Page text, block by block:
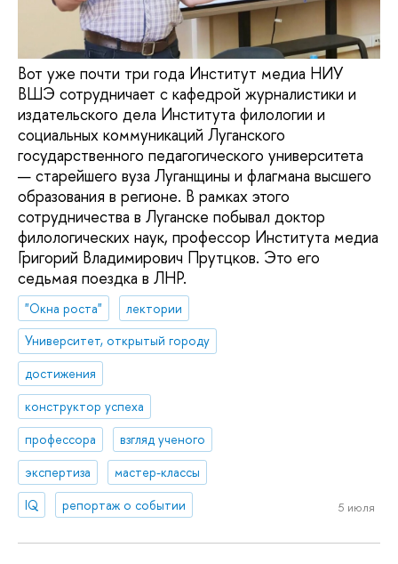
Вот уже почти три года Институт медиа НИУ
ВШЭ сотрудничает с кафедрой журналистики и
издательского дела Института филологии и
социальных коммуникаций Луганского
государственного педагогического университета
— старейшего вуза Луганщины и флагмана высшего
образования в регионе. В рамках этого
сотрудничества в Луганске побывал доктор
филологических наук, профессор Института медиа
Григорий Владимирович Прутцков. Это его
седьмая поездка в ЛНР.
"Окна роста"
лектории
Университет, открытый городу
достижения
конструктор успеха
профессора
взгляд ученого
экспертиза
мастер-классы
IQ
репортаж о событии 5 июля